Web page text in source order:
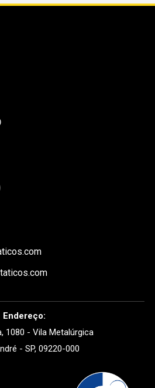
Endereço:
1080 - Vila Metalúrgica
- SP, 09220-000